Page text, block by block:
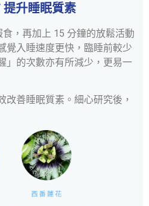
提升睡眠質素
，再加上 15 分鐘的放鬆活動
覺入睡速度更快，臨睡前較少
」的次數亦有所減少，更易一
改善睡眠質素。細心研究後，